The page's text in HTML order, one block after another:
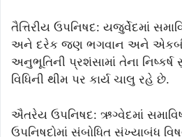
તૈત્તિરીય ઉપનિષદ: યજુર્વેદમાં
અને દરેક જણ ભગવાન અને
અનુભૂતિની પ્રશંસામાં તેના
વિધિની થીમ પર કાર્ય ચાલુ રહે છે.
ઐતરેય ઉપનિષદ: ઋગ્વેદમાં
ઉપનિષદોમાં સંબોધિત સંખ્યાબંધ